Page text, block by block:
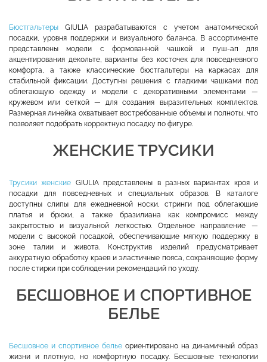
Бюстгальтеры GIULIA разрабатываются с учетом анатомической
посадки, уровня поддержки и визуального баланса. В ассортименте
представлены модели с формованной чашкой и пуш-ап для
акцентирования декольте, варианты без косточек для повседневного
комфорта, а также классические бюстгальтеры на каркасах для
стабильной фиксации. Доступны решения с гладкими чашками под
облегающую одежду и модели с декоративными элементами —
кружевом или сеткой — для создания выразительных комплектов.
Размерная линейка охватывает востребованные объемы и полноты, что
позволяет подобрать корректную посадку по фигуре.
ЖЕНСКИЕ ТРУСИКИ
Трусики женские GIULIA представлены в разных вариантах кроя и
посадки для повседневных и специальных образов. В каталоге
доступны слипы для ежедневной носки, стринги под облегающие
платья и брюки, а также бразилиана как компромисс между
закрытостью и визуальной легкостью. Отдельное направление —
модели с высокой посадкой, обеспечивающие мягкую поддержку в
зоне талии и живота. Конструктив изделий предусматривает
аккуратную обработку краев и эластичные пояса, сохраняющие форму
после стирки при соблюдении рекомендаций по уходу.
БЕСШОВНОЕ И СПОРТИВНОЕ
БЕЛЬЕ
Бесшовное и спортивное белье ориентировано на динамичный образ
жизни и плотную, но комфортную посадку. Бесшовные технологии